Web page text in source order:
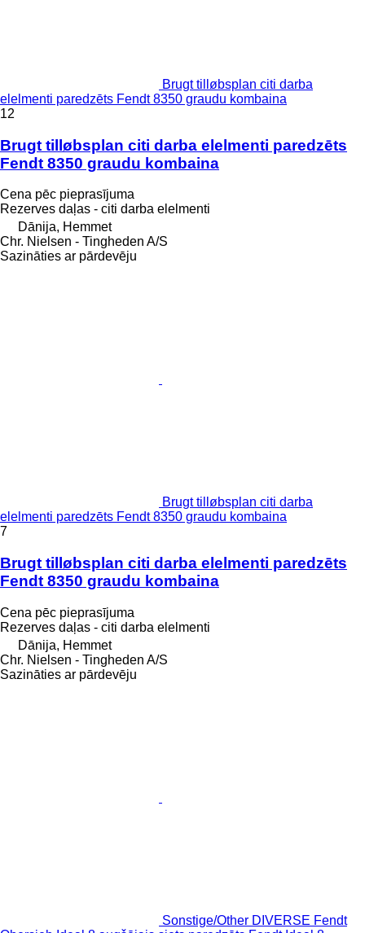
Brugt tilløbsplan citi darba
elelmenti paredzēts Fendt 8350 graudu kombaina
12
Brugt tilløbsplan citi darba elelmenti paredzēts
Fendt 8350 graudu kombaina
Cena pēc pieprasījuma
Rezerves daļas - citi darba elelmenti
Dānija, Hemmet
Chr. Nielsen - Tingheden A/S
Sazināties ar pārdevēju
Brugt tilløbsplan citi darba
elelmenti paredzēts Fendt 8350 graudu kombaina
7
Brugt tilløbsplan citi darba elelmenti paredzēts
Fendt 8350 graudu kombaina
Cena pēc pieprasījuma
Rezerves daļas - citi darba elelmenti
Dānija, Hemmet
Chr. Nielsen - Tingheden A/S
Sazināties ar pārdevēju
Sonstige/Other DIVERSE Fendt